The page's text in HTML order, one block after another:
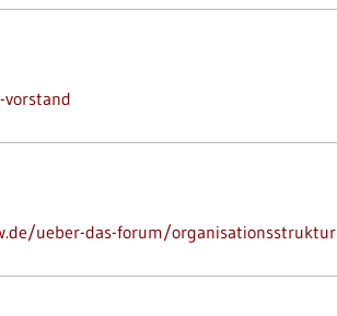
ueber-das-forum/organisationsstruktur